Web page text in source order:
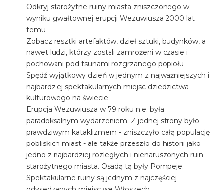
Odkryj starożytne ruiny miasta zniszczonego w
wyniku gwałtownej erupcji Wezuwiusza 2000 lat
temu
Zobacz resztki artefaktów, dzieł sztuki, budynków, a
nawet ludzi, którzy zostali zamrożeni w czasie i
pochowani pod tsunami rozgrzanego popiołu
Spędź wyjątkowy dzień w jednym z najważniejszych i
najbardziej spektakularnych miejsc dziedzictwa
kulturowego na świecie
Erupcja Wezuwiusza w 79 roku n.e. była
paradoksalnym wydarzeniem. Z jednej strony było
prawdziwym kataklizmem - zniszczyło całą populację
pobliskich miast - ale także przeszło do historii jako
jedno z najbardziej rozległych i nienaruszonych ruin
starożytnego miasta. Osadą tą były Pompeje.
Spektakularne ruiny są jednym z najczęściej